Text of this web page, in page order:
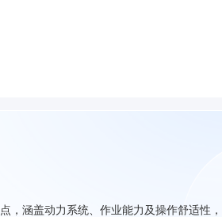
，涵盖动力系统、作业能力及操作舒适性